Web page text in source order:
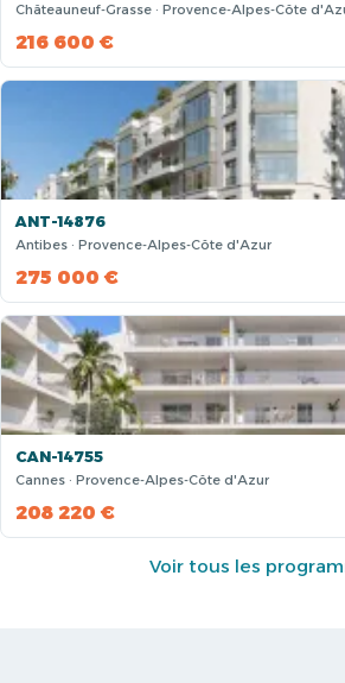
Châteauneuf-Grasse · Provence-Alpes-Côte
216 600 €
ANT-14876
Antibes · Provence-Alpes-Côte d'Azur
275 000 €
CAN-14755
Cannes · Provence-Alpes-Côte d'Azur
208 220 €
Voir tous les